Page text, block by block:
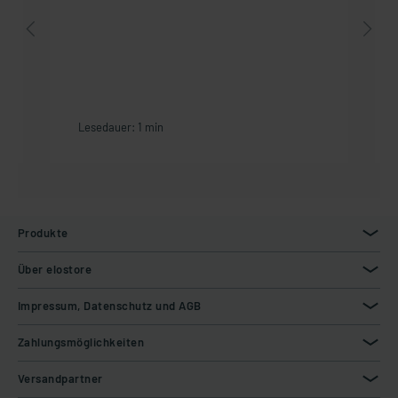
Lesedauer: 1 min
Produkte
Über elostore
Impressum, Datenschutz und AGB
Zahlungsmöglichkeiten
Versandpartner